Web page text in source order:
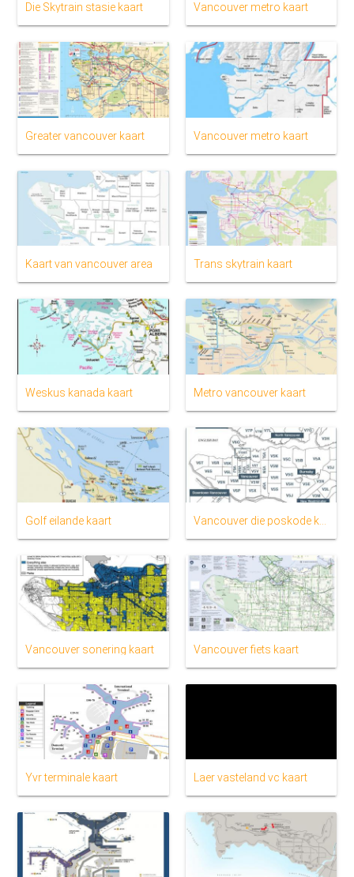
Die Skytrain stasie kaart Vancouver metro kaart
Greater vancouver kaart Vancouver metro kaart
Kaart van vancouver area Trans skytrain kaart
Weskus kanada kaart Metro vancouver kaart
Golf eilande kaart Vancouver die poskode kaart
Vancouver sonering kaart Vancouver fiets kaart
Yvr terminale kaart Laer vasteland vc kaart